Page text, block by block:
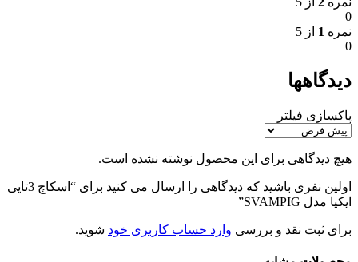
0
نمره 1 از 5
0
دیدگاهها
پاکسازی فیلتر
هیچ دیدگاهی برای این محصول نوشته نشده است.
اولین نفری باشید که دیدگاهی را ارسال می کنید برای “اسكاچ 3تايی
ايكيا مدل SVAMPIG”
برای ثبت نقد و بررسی وارد حساب کاربری خود شوید.